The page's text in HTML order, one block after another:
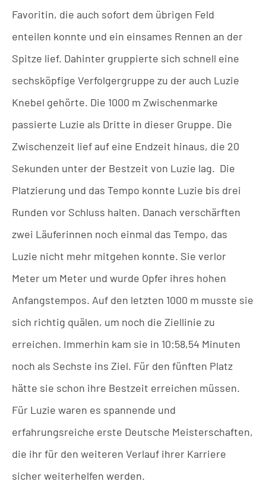
Favoritin, die auch sofort dem übrigen Feld
enteilen konnte und ein einsames Rennen an der
Spitze lief. Dahinter gruppierte sich schnell eine
sechsköpfige Verfolgergruppe zu der auch Luzie
Knebel gehörte. Die 1000 m Zwischenmarke
passierte Luzie als Dritte in dieser Gruppe. Die
Zwischenzeit lief auf eine Endzeit hinaus, die 20
Sekunden unter der Bestzeit von Luzie lag. Die
Platzierung und das Tempo konnte Luzie bis drei
Runden vor Schluss halten. Danach verschärften
zwei Läuferinnen noch einmal das Tempo, das
Luzie nicht mehr mitgehen konnte. Sie verlor
Meter um Meter und wurde Opfer ihres hohen
Anfangstempos. Auf den letzten 1000 m musste sie
sich richtig quälen, um noch die Ziellinie zu
erreichen. Immerhin kam sie in 10:58,54 Minuten
noch als Sechste ins Ziel. Für den fünften Platz
hätte sie schon ihre Bestzeit erreichen müssen.
Für Luzie waren es spannende und
erfahrungsreiche erste Deutsche Meisterschaften,
die ihr für den weiteren Verlauf ihrer Karriere
sicher weiterhelfen werden.